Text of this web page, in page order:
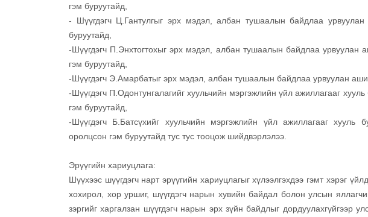
гэм буруутайд,
- Шүүгдэгч Ц.Гантулгыг эрх мэдэл, албан тушаалын байдлаа урвуулан
буруутайд,
-Шүүгдэгч П.Энхтогтохыг эрх мэдэл, албан тушаалын байдлаа урвуулан
гэм буруутайд,
-Шүүгдэгч Э.Амарбатыг эрх мэдэл, албан тушаалын байдлаа урвуулан
-Шүүгдэгч П.Одонтунгалагийг хуульчийн мэргэжлийн үйл ажиллагааг хууль
гэм буруутайд,
-Шүүгдэгч Б.Батсүхийг хуульчийн мэргэжлийн үйл ажиллагааг хууль
оролцсон гэм буруутайд тус тус тооцож шийдвэрлэлээ.
Эрүүгийн хариуцлага:
Шүүхээс шүүгдэгч нарт эрүүгийн хариуцлагыг хүлээлгэхдээ гэмт хэрэг
хохирол, хор уршиг, шүүгдэгч нарын хувийн байдал болон улсын
зэргийг харгалзан шүүгдэгч нарын эрх зүйн байдлыг дордуулахгүйгээр